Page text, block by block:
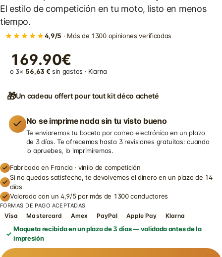
El estilo de competición en tu moto, listo en menos
tiempo.
★★★★★4,9/5 · Más de 1300 opiniones verificadas
169.90€
o 3× 56,63 € sin gastos · Klarna
🎁Un cadeau offert pour tout kit déco acheté
No se imprime nada sin tu visto bueno
Te enviaremos tu boceto por correo electrónico en un plazo
de 3 días. Te ofrecemos hasta 3 revisiones gratuitas: cuando
lo apruebes, lo imprimiremos.
Fabricado en Francia · vinilo de competición
Si no quedas satisfecho, te devolvemos el dinero en un plazo de 14
días
Valorado con un 4,9/5 por más de 1300 conductores
FORMAS DE PAGO ACEPTADAS
Visa Mastercard Amex PayPal Apple Pay Klarna
Maqueta recibida en un plazo de 3 días — validada antes de la
impresión